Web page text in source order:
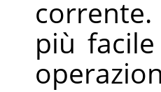
più